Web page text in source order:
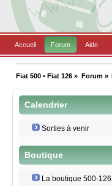
Accueil Forum Aide
Fiat 500 • Fiat 126 » Forum»
Calendrier
Sorties à venir
Boutique
La boutique 500-126